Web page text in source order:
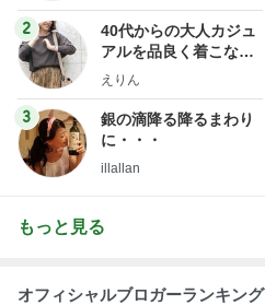
2
40代からの大人カジュ
アルを品良く着こなす
ファッションブログ
えりん
3
銀の滴降る降るまわり
に・・・
illallan
もっと見る
オフィシャルブロガーランキング